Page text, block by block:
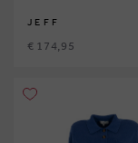
JEFF
€ 174,95